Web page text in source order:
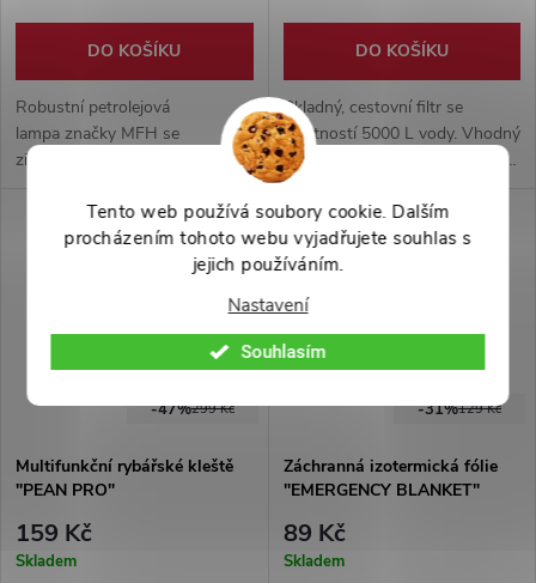
Tento web používá soubory cookie. Dalším
procházením tohoto webu vyjadřujete souhlas s
jejich používáním.
Nastavení
Souhlasím
DO KOŠÍKU
Robustní petrolejová
lampa značky MFH se
zinkovým tělem a skleněným
kempování, survival i nouzové
osvětlení.
DO KOŠÍKU
Skladný, cestovní filtr se
životností 5000 L vody. Vhodný
pro cestovatele, bushcraftery a
survivalisty. Zachytává
99,9999% bakterií a 99%
prvoků. Součástí balení je i
brčko, skládací lahev s
299 Kč
-47%
Multifunkční rybářské kleště
"PEAN PRO"
159 Kč
Skladem
129 Kč
-31%
Záchranná izotermická fólie
"EMERGENCY BLANKET"
89 Kč
Skladem